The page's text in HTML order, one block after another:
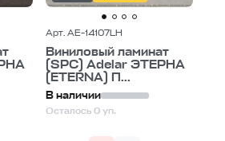
Арт. AE-14107LH
Виниловый ламинат
(SPC) Adelar ЭТЕРНА
(ETERNA) П...
В наличии
Осталось 0 уп.